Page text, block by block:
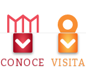
CONOCE VISITA